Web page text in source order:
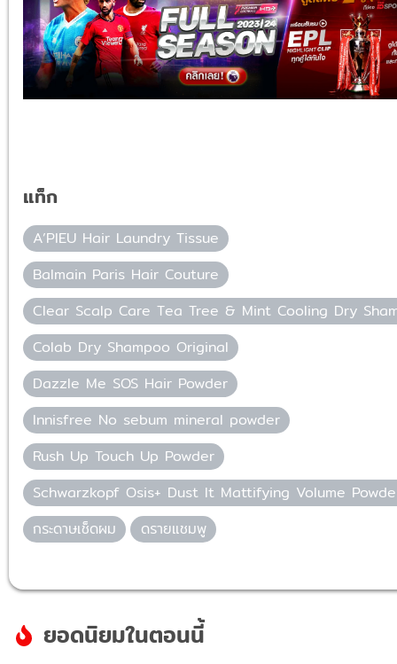
แท็ก
A’PIEU Hair Laundry Tissue
Balmain Paris Hair Couture
Clear Scalp Care Tea Tree & Mint Cooling Dry
Colab Dry Shampoo Original
Dazzle Me SOS Hair Powder
Innisfree No sebum mineral powder
Rush Up Touch Up Powder
Schwarzkopf Osis+ Dust It Mattifying Volume
กระดาษเช็ดผม
ดรายแชมพู
ยอดนิยมในตอนนี้